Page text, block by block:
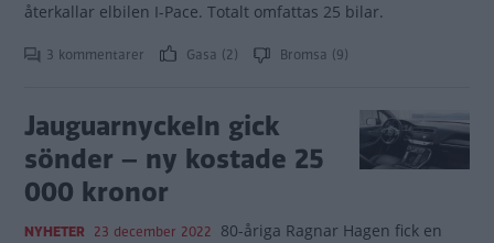
återkallar elbilen I-Pace. Totalt omfattas 25 bilar.
3 kommentarer Gasa (2) Bromsa (9)
Jauguarnyckeln gick
sönder – ny kostade 25
000 kronor
NYHETER 23 december 2022 80-åriga Ragnar Hagen fick en